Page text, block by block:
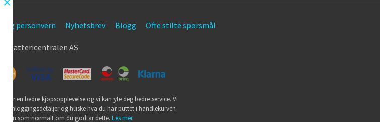
og personvern Nyhetsbrev Blogg Ofte stilte spørsmål
© Battericentralen AS
får en bedre kjøpsopplevelse og vi kan yte deg bedre service. Vi
innloggingsdetaljer og huske hva du har puttet i handlekurven
siden som normalt om du godtar dette. Les mer